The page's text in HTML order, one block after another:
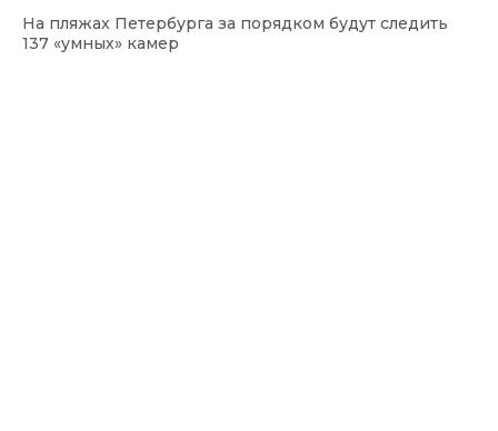
На пляжах Петербурга за порядком будут следить
137 «умных» камер